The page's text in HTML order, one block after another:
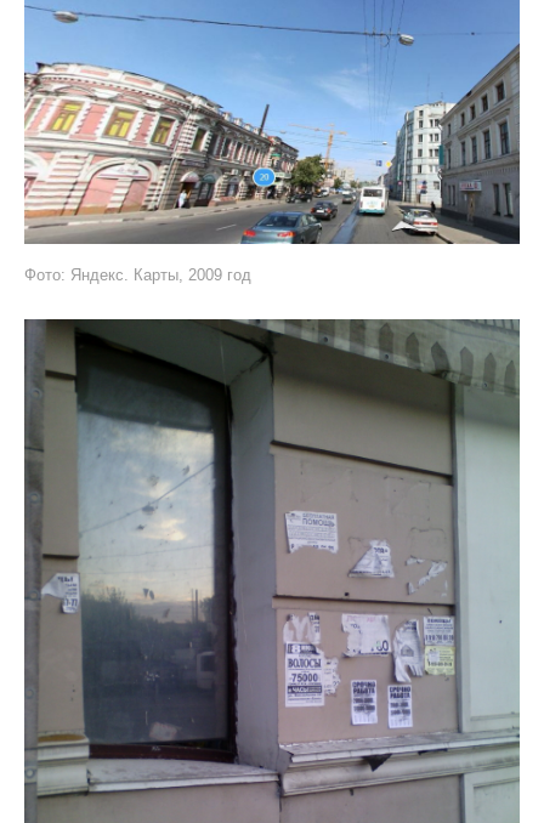
Фото: Яндекс. Карты, 2009 год